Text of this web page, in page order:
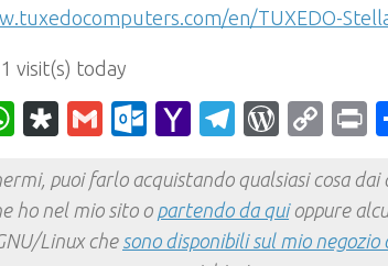
en/TUXEDO-
visit(s) today
WhatsApp
Diaspora
GmailOutlook.com
YahooTelegram
puoi farlo acquistando qualsiasi cosa
ho nel mio sito o partendo da quioppure
Linux che sono disponibili sul mio negozio